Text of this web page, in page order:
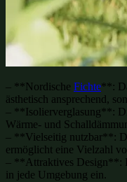
– **Nordische Fichte**:
ästhetisch ansprechend,
– **Isolierverglasung**:
Wärme- und
– **Vielseitig nutzbar**:
ermöglicht eine Vielzahl
– **Attraktives Design**:
in jede Umgebung ein.